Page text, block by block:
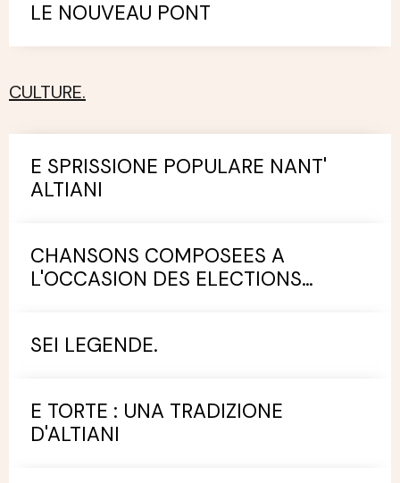
LE NOUVEAU PONT
CULTURE.
E SPRISSIONE POPULARE NANT'
ALTIANI
CHANSONS COMPOSEES A
L'OCCASION DES ELECTIONS
SEI LEGENDE.
E TORTE : UNA TRADIZIONE
D'ALTIANI